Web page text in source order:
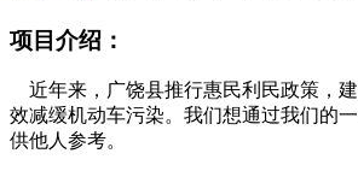
项目介绍：
近年来，广饶县推行惠民利民政策，
效减缓机动车污染。我们想通过我们的
供他人参考。